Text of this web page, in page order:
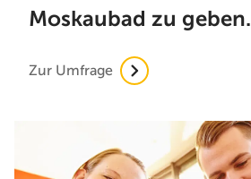
Moskaubad zu geben.
Zur Umfrage